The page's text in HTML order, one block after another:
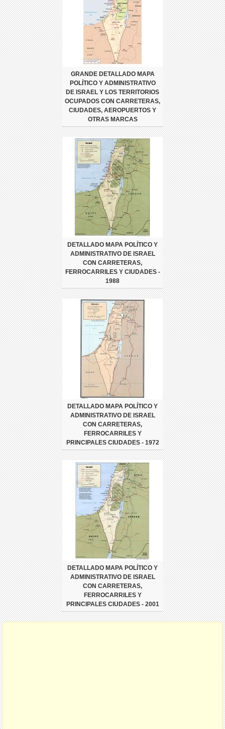
GRANDE DETALLADO MAPA
POLÍTICO Y ADMINISTRATIVO
DE ISRAEL Y LOS TERRITORIOS
OCUPADOS CON CARRETERAS,
CIUDADES, AEROPUERTOS Y
OTRAS MARCAS
DETALLADO MAPA POLÍTICO Y
ADMINISTRATIVO DE ISRAEL
CON CARRETERAS,
FERROCARRILES Y CIUDADES -
1988
DETALLADO MAPA POLÍTICO Y
ADMINISTRATIVO DE ISRAEL
CON CARRETERAS,
FERROCARRILES Y
PRINCIPALES CIUDADES - 1972
DETALLADO MAPA POLÍTICO Y
ADMINISTRATIVO DE ISRAEL
CON CARRETERAS,
FERROCARRILES Y
PRINCIPALES CIUDADES - 2001